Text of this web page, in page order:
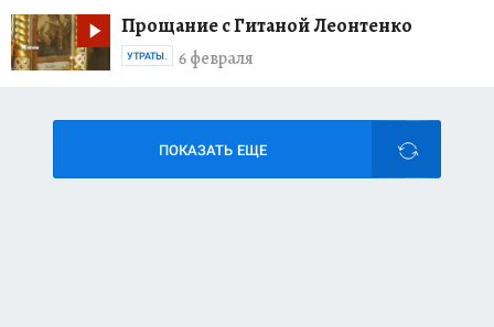
Прощание с Гитаной Леонтенко
6 февраля
УТРАТЫ.
ПОКАЗАТЬ ЕЩЕ